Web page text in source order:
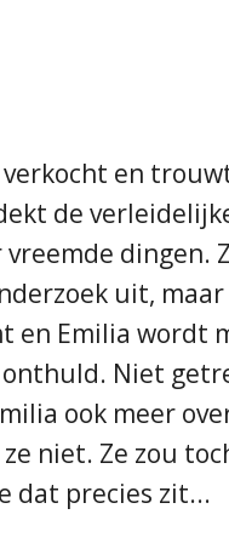
en
de
dingen.
uit,
en Emilia wordt
Niet
ook meer
niet. Ze zou
dat precies zit...